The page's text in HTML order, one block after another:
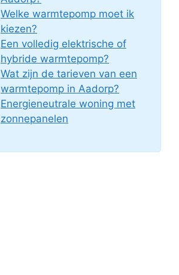
Welke warmtepomp moet ik
kiezen?
Een volledig elektrische of
hybride warmtepomp?
Wat zijn de tarieven van een
warmtepomp in Aadorp?
Energieneutrale woning met
zonnepanelen